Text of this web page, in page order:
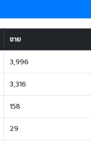
ชาย
3,996
3,316
158
29